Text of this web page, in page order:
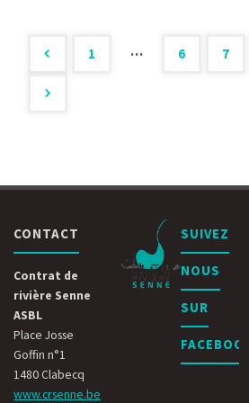
Pagination
publications
1 … 6 7
CONTACT
Contrat de
rivière Senne
ASBL
Place Josse
Goffin n°1
1480 Clabecq
www.crsenne.be
SUIVEZ
NOUS
SUR
FACEBOOK